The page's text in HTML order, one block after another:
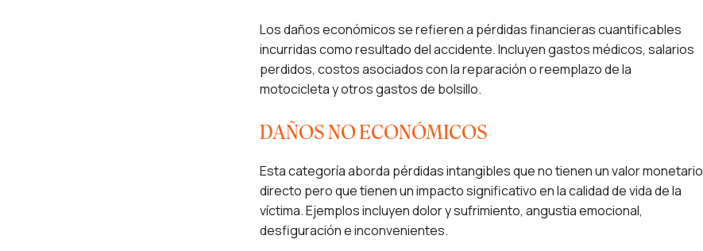
Los daños económicos se refieren a pérdidas financieras cuantificables
incurridas como resultado del accidente. Incluyen gastos médicos, salarios
perdidos, costos asociados con la reparación o reemplazo de la
motocicleta y otros gastos de bolsillo.​
DAÑOS NO ECONÓMICOS
Esta categoría aborda pérdidas intangibles que no tienen un valor monetario
directo pero que tienen un impacto significativo en la calidad de vida de la
víctima. Ejemplos incluyen dolor y sufrimiento, angustia emocional,
desfiguración e inconvenientes.​